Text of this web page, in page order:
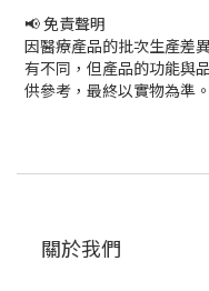
📢 免責聲明
因醫療產品的批次生產差
有不同，但產品的功能與
供參考，最終以實物為準。
關於我們